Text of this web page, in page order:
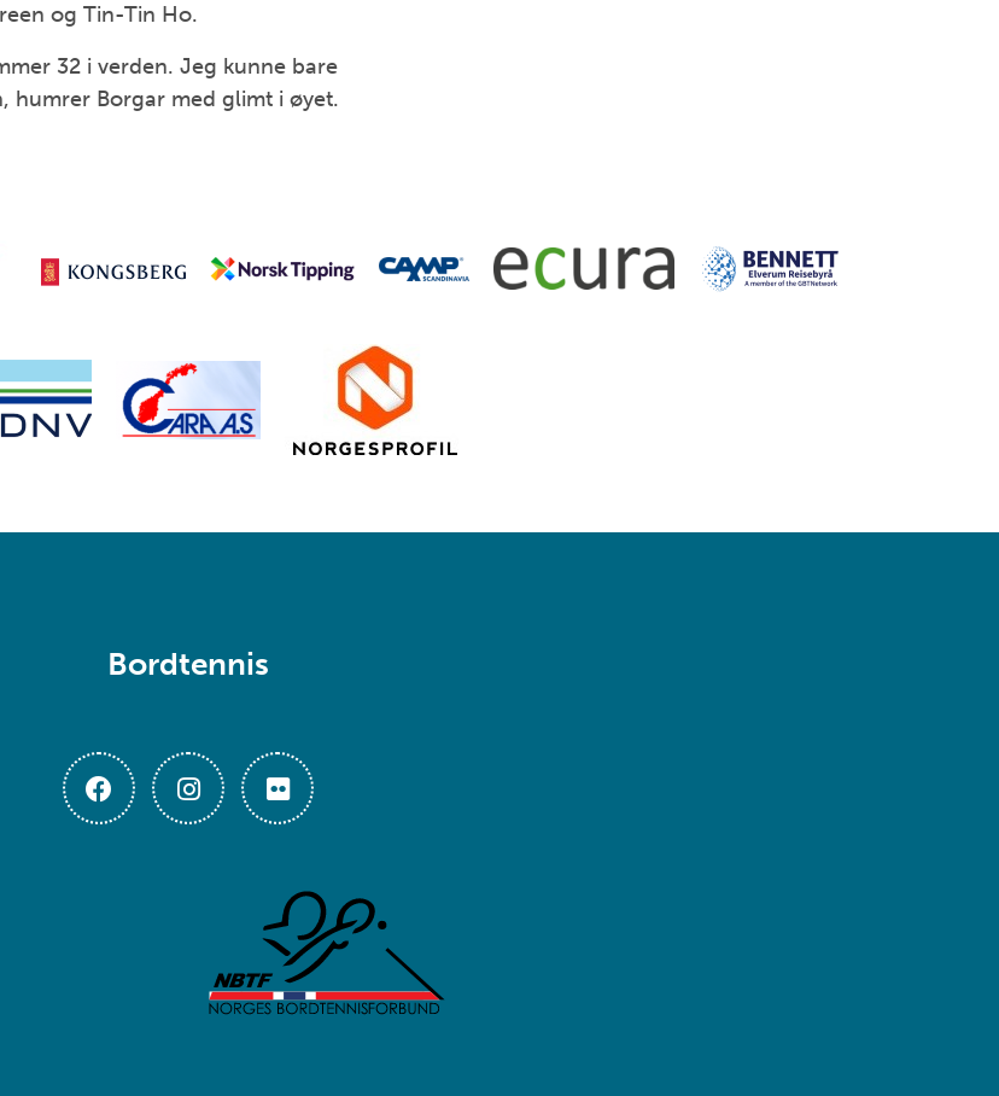
og Tin-Tin Ho.
32 i verden. Jeg kunne bare
humrer Borgar med glimt i øyet.
Bordtennis